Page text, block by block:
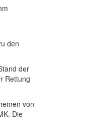
den
der
Rettung
von
Die